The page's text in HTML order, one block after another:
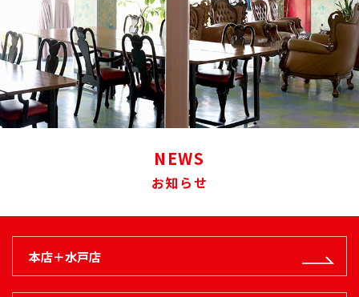
NEWS
お知らせ
本店＋水戸店